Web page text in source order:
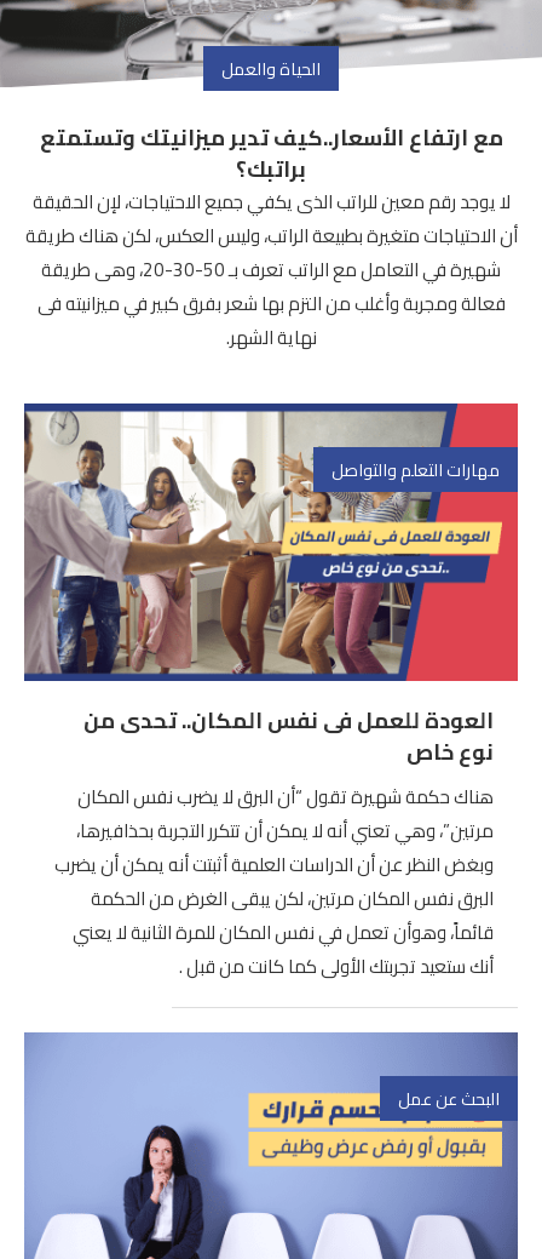
الحياة والعمل
مع ارتفاع الأسعار..كيف تدير ميزانيتك وتستمتع
براتبك؟
لا يوجد رقم معين للراتب الذى يكفي جميع الاحتياجات، لإن الحقيقة
أن الاحتياجات متغيرة بطبيعة الراتب، وليس العكس، لكن هناك طريقة
شهيرة في التعامل مع الراتب تعرف بـ 50-30-20، وهى طريقة
فعالة ومجربة وأغلب من التزم بها شعر بفرق كبير في ميزانيته فى
نهاية الشهر.
مهارات التعلم والتواصل
العودة للعمل فى نفس المكان.. تحدى من
نوع خاص
هناك حكمة شهيرة تقول “أن البرق لا يضرب نفس المكان
مرتين”، وهي تعني أنه لا يمكن أن تتكرر التجربة بحذافيرها،
وبغض النظر عن أن الدراسات العلمية أثبتت أنه يمكن أن يضرب
البرق نفس المكان مرتين، لكن يبقى الغرض من الحكمة
قائماً، وهوأن تعمل في نفس المكان للمرة الثانية لا يعني
أنك ستعيد تجربتك الأولى كما كانت من قبل .
البحث عن عمل